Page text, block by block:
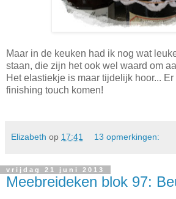
Maar in de keuken had ik nog wat
staan, die zijn het ook wel waard om
Het elastiekje is maar tijdelijk hoor...
finishing touch komen!
Elizabeth op 17:41 13 opmerkingen:
vrijdag 21 juni 2013
Meebreideken blok 97: